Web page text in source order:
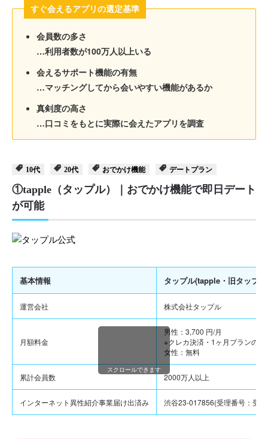
すぐ会えるアプリの選定基準
会員数の多さ
…利用者数が100万人以上いる
会えるサポート機能の有無
…マッチングしてから会いやすい機能があるか
真剣度の高さ
…口コミをもとに実際に会えたアプリを調査
10代 20代 おでかけ機能 デートプラン
①tapple（タップル）｜おでかけ機能で即日デート
が可能
基本情報 タップル(tapple・旧タップ
運営会社 株式会社タップル
月額料金
男性：3,700 円/月
※クレカ決済・1ヶ月プランの場
女性：無料
累計会員数 2000万人以上
インターネット異性紹介事業届け出済み 渋谷23-017856(受理番号：受
スクロールできます